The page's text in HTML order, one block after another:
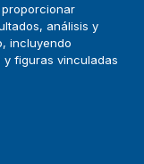
proporcionar
análisis y
incluyendo
figuras vinculadas